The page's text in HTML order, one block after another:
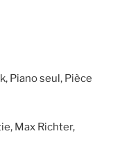
Piano seul, Pièce
Max Richter,